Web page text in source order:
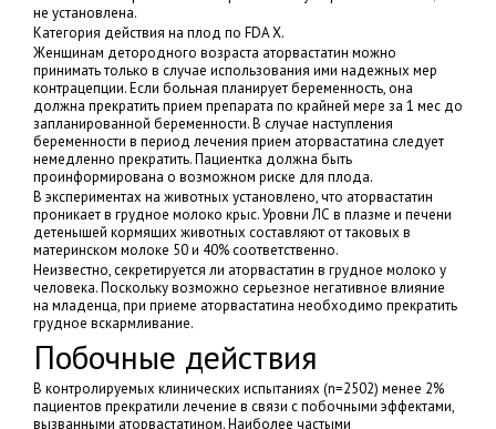
не установлена.
Категория действия на плод по FDA Х.
Женщинам детородного возраста аторвастатин можно
принимать только в случае использования ими надежных мер
контрацепции. Если больная планирует беременность, она
должна прекратить прием препарата по крайней мере за 1 мес до
запланированной беременности. В случае наступления
беременности в период лечения прием аторвастатина следует
немедленно прекратить. Пациентка должна быть
проинформирована о возможном риске для плода.
В экспериментах на животных установлено, что аторвастатин
проникает в грудное молоко крыс. Уровни ЛС в плазме и печени
детенышей кормящих животных составляют от таковых в
материнском молоке 50 и 40% соответственно.
Неизвестно, секретируется ли аторвастатин в грудное молоко у
человека. Поскольку возможно серьезное негативное влияние
на младенца, при приеме аторвастатина необходимо прекратить
грудное вскармливание.
Побочные действия
В контролируемых клинических испытаниях (n=2502) менее 2%
пациентов прекратили лечение в связи с побочными эффектами,
вызванными аторвастатином. Наиболее частыми